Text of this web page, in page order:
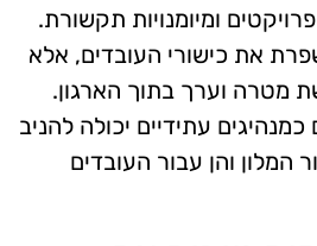
פרויקטים ומיומנויות תקשורת.
את כישורי העובדים, אלא
מטרה וערך בתוך הארגון.
עתידיים יכולה להניב
המלון והן עבור העובדים